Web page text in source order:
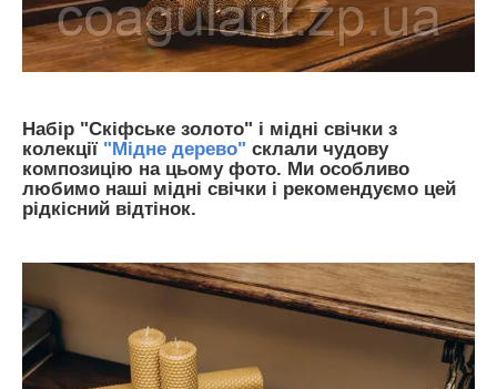
Набір "Скіфське золото" і мідні свічки з
колекції "Мідне дерево" склали чудову
композицію на цьому фото. Ми особливо
любимо наші мідні свічки і рекомендуємо цей
рідкісний відтінок.